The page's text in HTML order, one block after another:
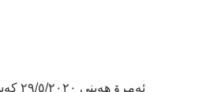
ئەمڕۆ هەینی ٢٩/٥/٢٠٢٠ كەسایەتی دیاری شارەزوور و شەمێران ( شێخ ئیبراهیم شەمێرانی) بە نەخۆشی كۆچی دوایی كرد،